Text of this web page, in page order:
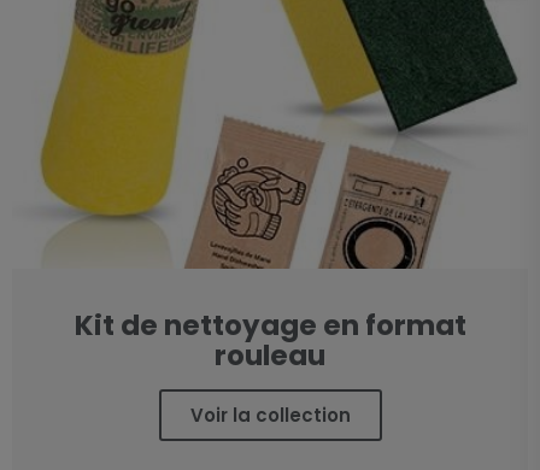
Kit de nettoyage en format
rouleau
Voir la collection